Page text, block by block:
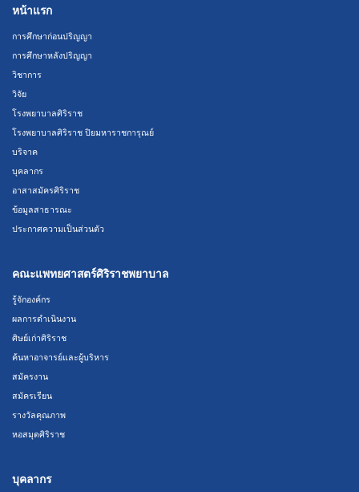
หน้าแรก
การศึกษาก่อนปริญญา
การศึกษาหลังปริญญา
วิชาการ
วิจัย
โรงพยาบาลศิริราช
โรงพยาบาลศิริราช ปิยมหาราชการุณย์
บริจาค
บุคลากร
อาสาสมัครศิริราช
ข้อมูลสาธารณะ
ประกาศความเป็นส่วนตัว
คณะแพทยศาสตร์ศิริราชพยาบาล
รู้จักองค์กร
ผลการดำเนินงาน
ศิษย์เก่าศิริราช
ค้นหาอาจารย์และผู้บริหาร
สมัครงาน
สมัครเรียน
รางวัลคุณภาพ
หอสมุดศิริราช
บุคลากร